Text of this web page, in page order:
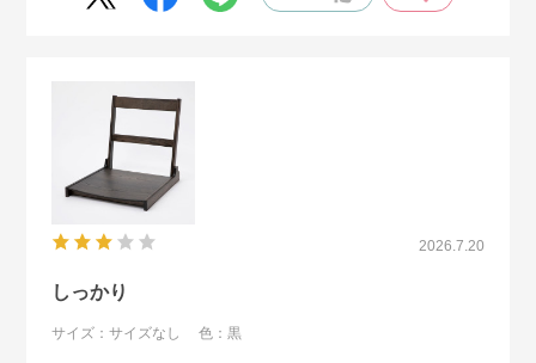
2026.7.20
しっかり
サイズ：サイズなし 色：黒